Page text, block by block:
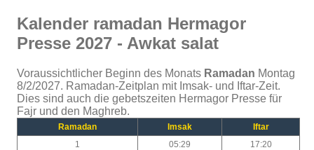
Kalender ramadan Hermagor
Presse 2027 - Awkat salat
Voraussichtlicher Beginn des Monats Ramadan Montag
8/2/2027. Ramadan-Zeitplan mit Imsak- und Iftar-Zeit.
Dies sind auch die gebetszeiten Hermagor Presse für
Fajr und den Maghreb.
Ramadan Imsak
Iftar
1
05:29
17:20